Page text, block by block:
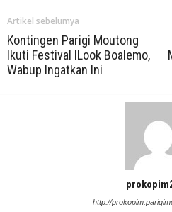
Artikel sebelumya
Kontingen Parigi Moutong
Ikuti Festival ILook Boalemo,
Wabup Ingatkan Ini
http://